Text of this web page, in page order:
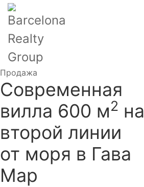
Продажа
Современная
вилла 600 м2 на
второй линии
от моря в Гава
Мар